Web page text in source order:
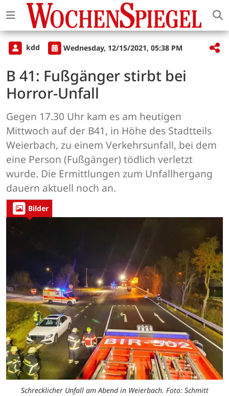
kdd Wednesday, 12/15/2021, 05:38 PM
B 41: Fußgänger stirbt bei
Horror-Unfall
Gegen 17.30 Uhr kam es am heutigen
Mittwoch auf der B41, in Höhe des Stadtteils
Weierbach, zu einem Verkehrsunfall, bei dem
eine Person (Fußgänger) tödlich verletzt
wurde. Die Ermittlungen zum Unfallhergang
dauern aktuell noch an.
Bilder
Schrecklicher Unfall am Abend in Weierbach. Foto: Schmitt